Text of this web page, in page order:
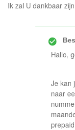
Ik zal U dankbaar
Hallo,
Je kan
naar